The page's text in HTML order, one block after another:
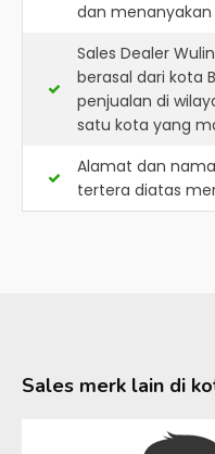
dan
Sales Dealer
berasal dari kota
penjualan di
satu kota yang
Alamat dan
tertera diatas
Sales merk lain di